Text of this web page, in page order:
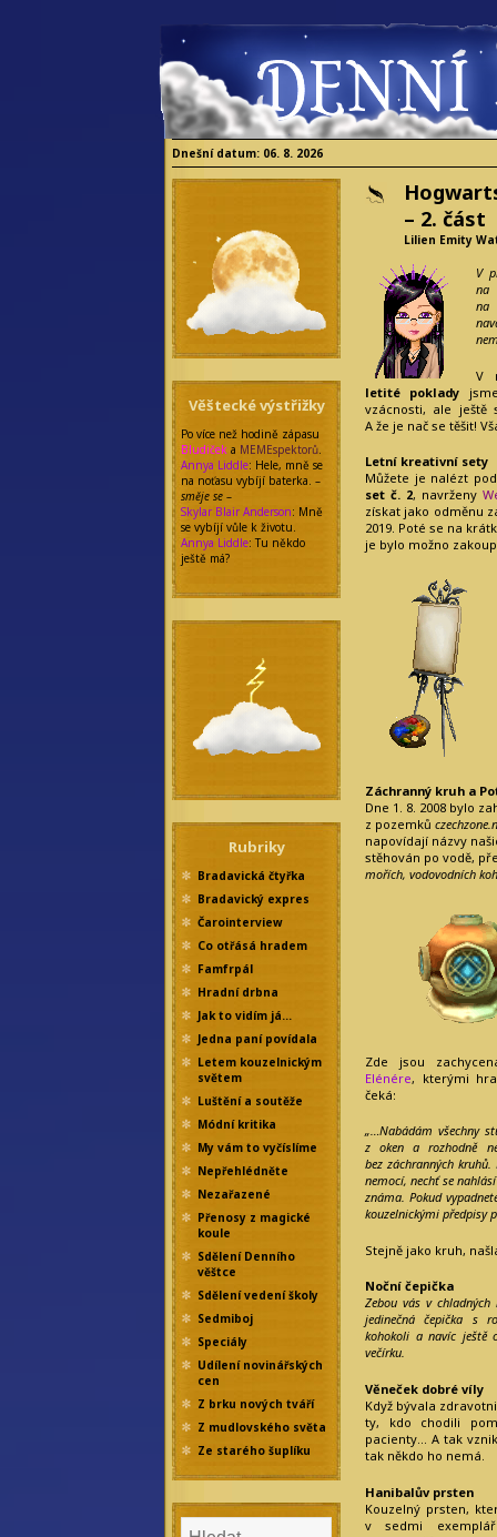
Dnešní datum: 06. 8. 2026
Věštecké výstřižky
Po více než hodině zápasu
Bludiček a MEMEspektorů.
Annya Liddle: Hele, mně se
na noťasu vybíjí baterka. –
směje se –
Skylar Blair Anderson: Mně
se vybíjí vůle k životu.
Annya Liddle: Tu někdo
ještě má?
Rubriky
Bradavická čtyřka
Bradavický expres
Čarointerview
Co otřásá hradem
Famfrpál
Hradní drbna
Jak to vidím já…
Jedna paní povídala
Letem kouzelnickým
světem
Luštění a soutěže
Módní kritika
My vám to vyčíslíme
Nepřehlédněte
Nezařazené
Přenosy z magické
koule
Sdělení Denního
věštce
Sdělení vedení školy
Sedmiboj
Speciály
Udílení novinářských
cen
Z brku nových tváří
Z mudlovského světa
Ze starého šuplíku
– 2. část
Lilien Emity
V
na
na
V
letité poklady
vzácnosti, ale ještě
A že je nač se těšit!
Letní kreativní sety
Můžete je nalézt
set č. 2, navrženy
získat jako odměnu
2019. Poté se na
je bylo možno
Záchranný kruh a
Dne 1. 8. 2008 bylo
z pozemků
napovídají názvy
stěhován po vodě,
mořích, vodovodních
Zde jsou
Elénére, kterými
čeká:
„…Nabádám všechny
z oken a rozhodně
bez záchranných
nemocí, nechť se
známa. Pokud
kouzelnickými předpisy
Stejně jako kruh,
Noční čepička
Zebou vás v
jedinečná čepička s
kohokoli a navíc ještě
večírku.
Věneček dobré víly
Když bývala
ty, kdo chodili
pacienty… A tak
tak někdo ho nemá.
Hanibalův prsten
Kouzelný prsten,
v sedmi